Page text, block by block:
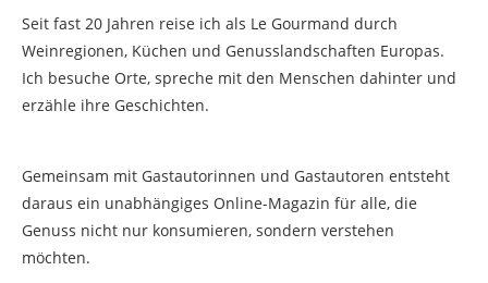
Seit fast 20 Jahren reise ich als Le Gourmand durch
Weinregionen, Küchen und Genusslandschaften Europas.
Ich besuche Orte, spreche mit den Menschen dahinter und
erzähle ihre Geschichten.
Gemeinsam mit Gastautorinnen und Gastautoren entsteht
daraus ein unabhängiges Online-Magazin für alle, die
Genuss nicht nur konsumieren, sondern verstehen
möchten.